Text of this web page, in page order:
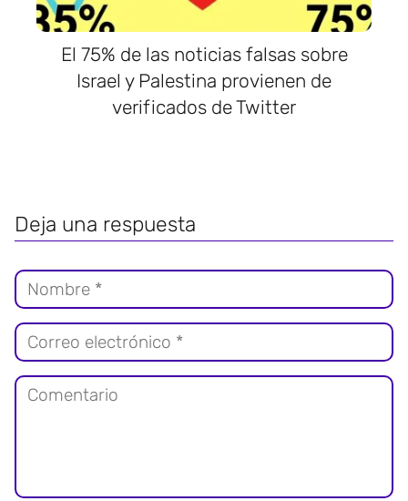
El 75% de las noticias falsas sobre
Israel y Palestina provienen de
verificados de Twitter
Deja una respuesta